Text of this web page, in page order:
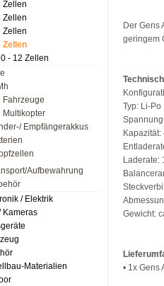
Zellen
Zellen
Zellen
Zellen
- 12 Zellen
Fahrzeuge
Multikopter
Empfängerakkus
Aufbewahrung
/ Elektrik
Kameras
Materialien
Der Gens
geringem
Typ: Li-Po
Kapazität:
Laderate:
Gewicht:
• 1x Gens